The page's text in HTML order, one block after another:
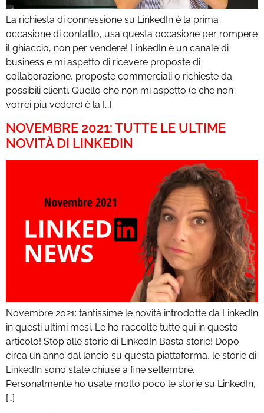
La richiesta di connessione su LinkedIn è la prima
occasione di contatto, usa questa occasione per rompere
il ghiaccio, non per vendere! LinkedIn è un canale di
business e mi aspetto di ricevere proposte di
collaborazione, proposte commerciali o richieste da
possibili clienti. Quello che non mi aspetto (e che non
vorrei più vedere) è la […]
NOVEMBRE 2021: TUTTE LE ULTIME
NOVITÀ DI LINKEDIN
Novembre 2021: tantissime le novità introdotte da LinkedIn
in questi ultimi mesi. Le ho raccolte tutte qui in questo
articolo! Stop alle storie di LinkedIn Basta storie! Dopo
circa un anno dal lancio su questa piattaforma, le storie di
LinkedIn sono state chiuse a fine settembre.
Personalmente ho usate molto poco le storie su LinkedIn,
[…]